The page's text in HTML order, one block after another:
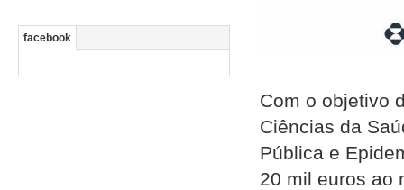
facebook
Com o objetivo
Ciências da
Pública e
20 mil euros ao